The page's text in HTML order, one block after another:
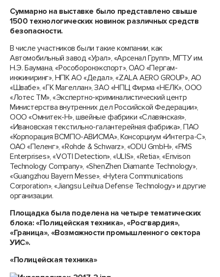
Суммарно на выставке было представлено свыше
1500 технологических новинок различных средств
безопасности.
В числе участников были такие компании, как
Автомобильный завод «Урал», «Арсенал Групп», МГТУ им.
Н.Э. Баумана, «Рособоронэкспорт», ОАО «Пергам-
инжиниринг», НПК АО «Дедал», «ZALA AERO GROUP», АО
«Швабе», «ГК Магеллан», ЗАО «НПЦ Фирма «НЕЛК», ООО
«Лотес ТМ», «Экспертно-криминалистический центр
Министерства внутренних дел Российской Федерации»,
ООО «Омнитек-Н», швейные фабрики «Славянская»,
«Ивановская текстильно-галантерейная фабрика», ПАО
«Корпорация ВСМПО-АВИСМА», Консорциум «Интегра-С»,
ОАО «Пеленг», «Rohde & Schwarz», «ODU GmbH», «FMS
Enterprises», «VOTI Detection», «ULIS», «Retia», «Envison
Technology Company», «ShenZhen Diamante Technology»,
«Guangzhou Bayern Messe», «Hytera Communications
Corporation», «Jiangsu Leihua Defense Technology» и другие
организации.
Площадка была поделена на четыре тематических
блока: «Полицейская техника», «Росгвардия»,
«Граница», «Возможности промышленного сектора
УИС».
«Полицейская техника»